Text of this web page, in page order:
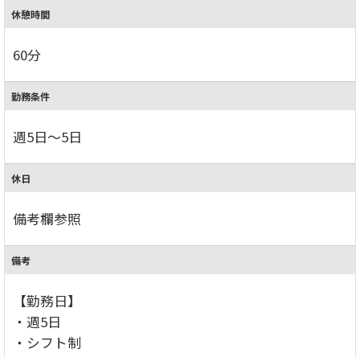
休憩時間
60分
勤務条件
週5日～5日
休日
備考欄参照
備考
【勤務日】
・週5日
・シフト制